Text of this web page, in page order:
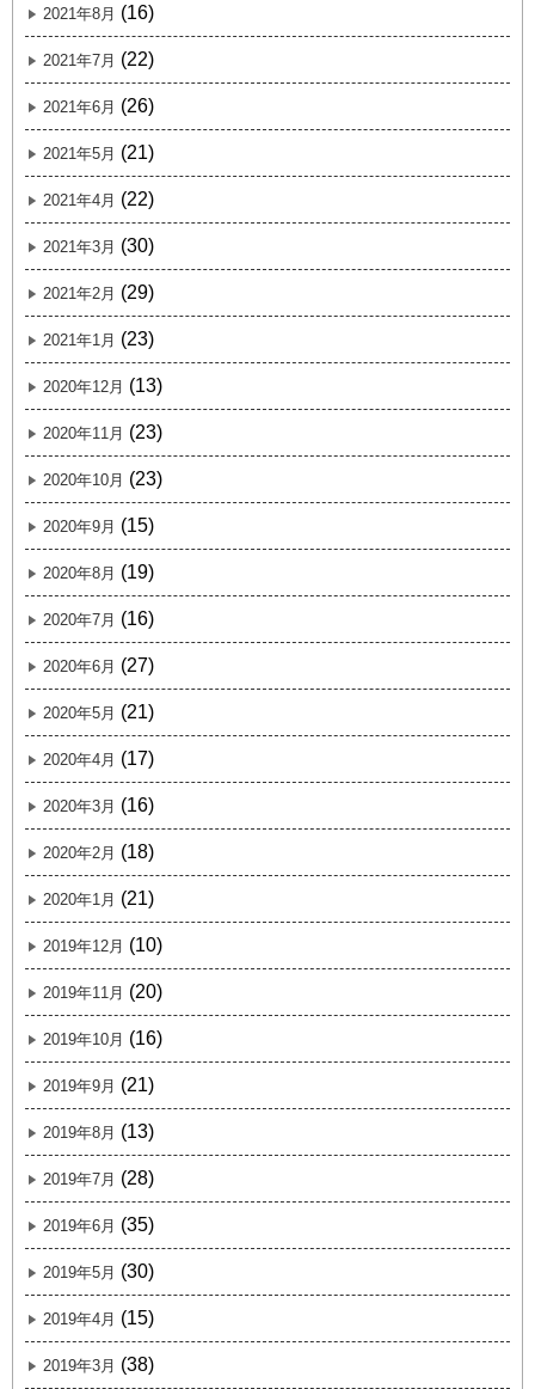
2021年8月 (16)
2021年7月 (22)
2021年6月 (26)
2021年5月 (21)
2021年4月 (22)
2021年3月 (30)
2021年2月 (29)
2021年1月 (23)
2020年12月 (13)
2020年11月 (23)
2020年10月 (23)
2020年9月 (15)
2020年8月 (19)
2020年7月 (16)
2020年6月 (27)
2020年5月 (21)
2020年4月 (17)
2020年3月 (16)
2020年2月 (18)
2020年1月 (21)
2019年12月 (10)
2019年11月 (20)
2019年10月 (16)
2019年9月 (21)
2019年8月 (13)
2019年7月 (28)
2019年6月 (35)
2019年5月 (30)
2019年4月 (15)
2019年3月 (38)